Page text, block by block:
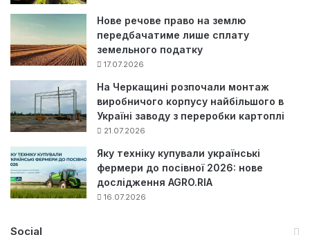
Нове речове право на землю
передбачатиме лише сплату
земельного податку
17.07.2026
На Черкащині розпочали монтаж
виробничого корпусу найбільшого в
Україні заводу з переробки картоплі
21.07.2026
Яку техніку купували українські
фермери до посівної 2026: нове
дослідження AGRO.RIA
16.07.2026
Social